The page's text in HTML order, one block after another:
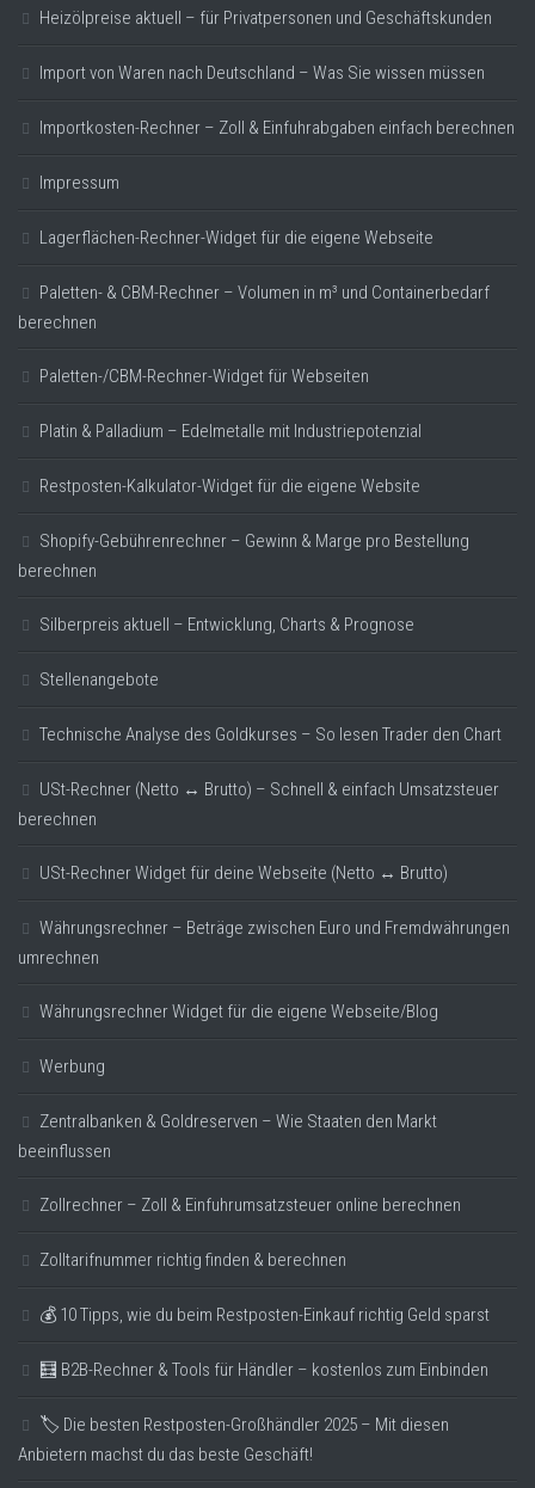
Heizölpreise aktuell – für Privatpersonen und Geschäftskunden
Import von Waren nach Deutschland – Was Sie wissen müssen
Importkosten-Rechner – Zoll & Einfuhrabgaben einfach berechnen
Impressum
Lagerflächen-Rechner-Widget für die eigene Webseite
Paletten- & CBM-Rechner – Volumen in m³ und Containerbedarf
berechnen
Paletten-/CBM-Rechner-Widget für Webseiten
Platin & Palladium – Edelmetalle mit Industriepotenzial
Restposten-Kalkulator-Widget für die eigene Website
Shopify-Gebührenrechner – Gewinn & Marge pro Bestellung
berechnen
Silberpreis aktuell – Entwicklung, Charts & Prognose
Stellenangebote
Technische Analyse des Goldkurses – So lesen Trader den Chart
USt-Rechner (Netto ↔ Brutto) – Schnell & einfach Umsatzsteuer
berechnen
USt-Rechner Widget für deine Webseite (Netto ↔ Brutto)
Währungsrechner – Beträge zwischen Euro und Fremdwährungen
umrechnen
Währungsrechner Widget für die eigene Webseite/Blog
Werbung
Zentralbanken & Goldreserven – Wie Staaten den Markt
beeinflussen
Zollrechner – Zoll & Einfuhrumsatzsteuer online berechnen
Zolltarifnummer richtig finden & berechnen
💰 10 Tipps, wie du beim Restposten-Einkauf richtig Geld sparst
🧮 B2B-Rechner & Tools für Händler – kostenlos zum Einbinden
🏷️ Die besten Restposten-Großhändler 2025 – Mit diesen
Anbietern machst du das beste Geschäft!